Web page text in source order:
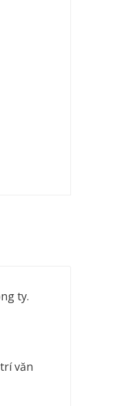
ty.
văn